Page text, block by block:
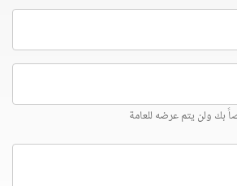
ولن يتم عرضه للعامة